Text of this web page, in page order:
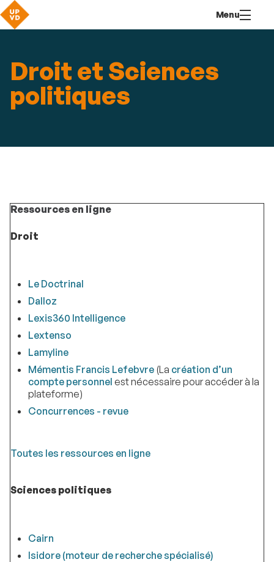
contenu
Menu
Droit et Sciences
politiques
Ressources en ligne
Droit
Le Doctrinal
Dalloz
Lexis360 Intelligence
Lextenso
Lamyline
Mémentis Francis Lefebvre(La création d’un
compte personnel est nécessaire pour accéder à la
plateforme)
Concurrences - revue
Toutes les ressources en ligne
Sciences politiques
Cairn
Isidore (moteur de recherche spécialisé)